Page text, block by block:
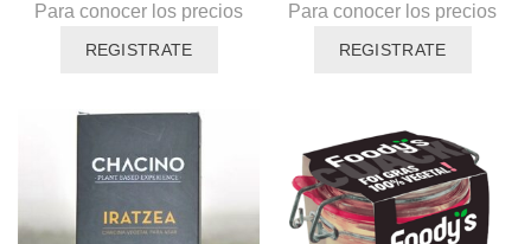
Para conocer los precios
REGISTRATE
Para conocer los precios
REGISTRATE